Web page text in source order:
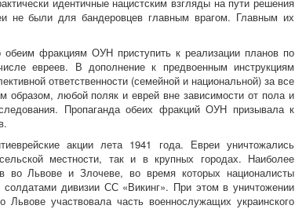
не были для бандеровцев главным врагом. Главным их
фракциям ОУН приступить к реализации планов по
евреев. В дополнение к предвоенным инструкциям
ответственности (семейной и национальной) за все
образом, любой поляк и еврей вне зависимости от пола и
Пропаганда обеих фракций ОУН призывала к
акции лета 1941 года. Евреи уничтожались
местности, так и в крупных городах. Наиболее
во Львове и Злочеве, во время которых националисты
дивизии СС «Викинг». При этом в уничтожении
участвовала часть военнослужащих украинского